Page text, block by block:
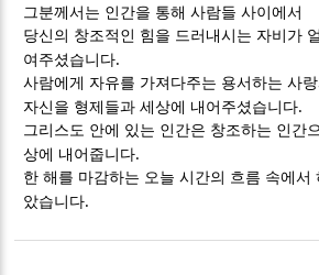
그분께서는 인간을 통해 사람들 사이에서
당신의 창조적인 힘을 드러내시는 자비가
여주셨습니다.
사람에게 자유를 가져다주는 용서하는 사
자신을 형제들과 세상에 내어주셨습니다.
그리스도 안에 있는 인간은 창조하는 인간
상에 내어줍니다.
한 해를 마감하는 오늘 시간의 흐름 속에서
았습니다.